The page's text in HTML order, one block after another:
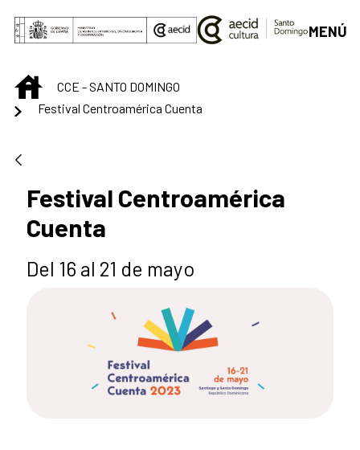
Saltar al contenido principal
MENÚ
INICIOCCE - SANTO DOMINGO
Festival Centroamérica Cuenta
Festival Centroamérica
Cuenta
Del 16 al 21 de mayo